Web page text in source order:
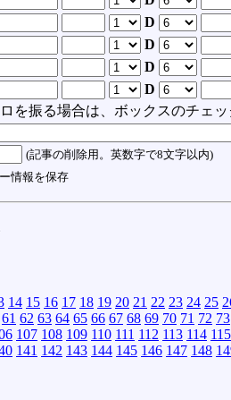
D
D
D
D
を振る場合は、ボックスのチェッ
(記事の削除用。英数字で8文字以内)
情報を保存
14 15 16 17 18 19 20 21 22 23 24 25
61 62 63 64 65 66 67 68 69 70 71 72 73
107 108 109 110 111 112 113 114 115
141 142 143 144 145 146 147 148